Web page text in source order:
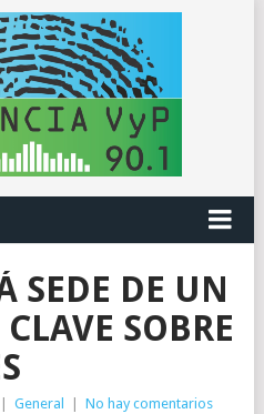
SEDE DE UN
SOBRE
General No hay comentarios